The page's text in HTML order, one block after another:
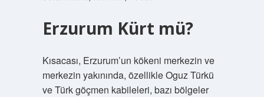
Erzurum Kürt mü?
Kısacası, Erzurum’un kökeni merkezin ve
merkezin yakınında, özellikle Oguz Türkü
ve Türk göçmen kabileleri, bazı bölgeler